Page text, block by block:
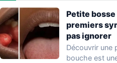
Petite bosse
premiers
pas ignorer
Découvrir une
bouche est